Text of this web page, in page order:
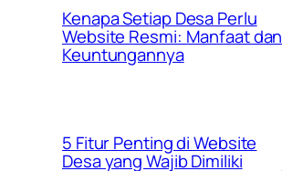
Kenapa Setiap Desa Perlu
Website Resmi: Manfaat dan
Keuntungannya
5 Fitur Penting di Website
Desa yang Wajib Dimiliki